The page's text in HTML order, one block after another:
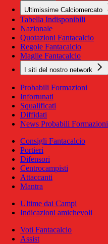
Ultimissime Calciomercato
Tabella Indisponibili
Nazionale
Quotazioni Fantacalcio
Regole Fantacalcio
Maglie Fantacalcio
I siti del nostro network
Probabili Formazioni
Infortunati
Squalificati
Diffidati
News Probabili Formazioni
Consigli Fantacalcio
Portieri
Difensori
Centrocampisti
Attaccanti
Mantra
Ultime dai Campi
Indicazioni amichevoli
Voti Fantacalcio
Assist